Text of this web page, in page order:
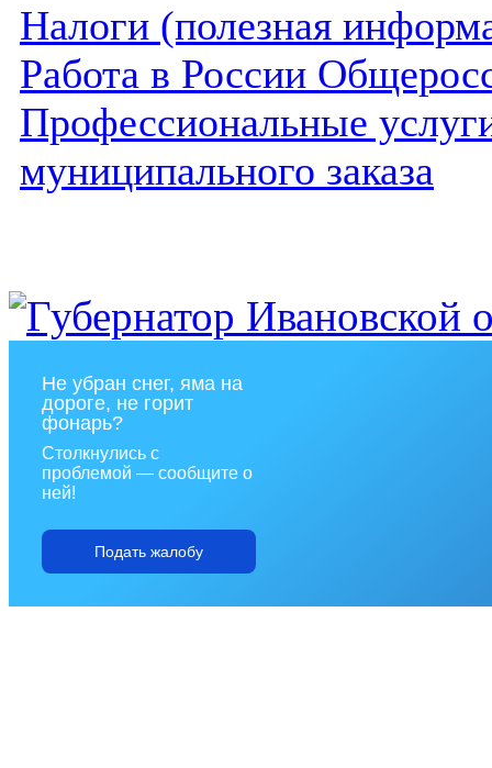
Налоги (полезная
Работа в России
Профессиональные
муниципального заказа
Не убран снег, яма на
дороге, не горит
фонарь?
Столкнулись с
проблемой — сообщите о
ней!
Подать жалобу